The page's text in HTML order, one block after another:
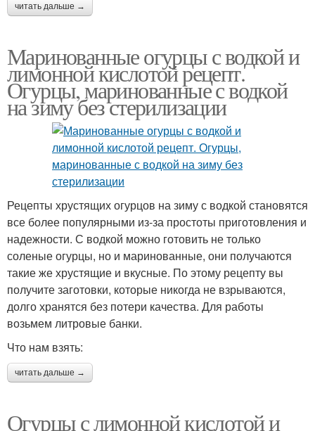
читать дальше →
Маринованные огурцы с водкой и
лимонной кислотой рецепт.
Огурцы, маринованные с водкой
на зиму без стерилизации
Рецепты хрустящих огурцов на зиму с водкой становятся
все более популярными из-за простоты приготовления и
надежности. С водкой можно готовить не только
соленые огурцы, но и маринованные, они получаются
такие же хрустящие и вкусные. По этому рецепту вы
получите заготовки, которые никогда не взрываются,
долго хранятся без потери качества. Для работы
возьмем литровые банки.
Что нам взять:
читать дальше →
Огурцы с лимонной кислотой и